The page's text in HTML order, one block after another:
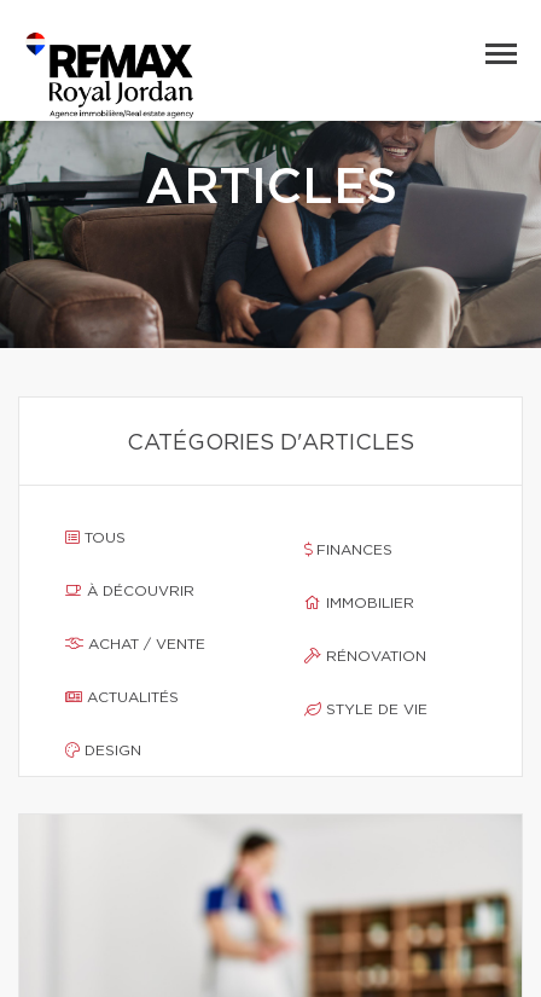
ARTICLES
CATÉGORIES D'ARTICLES
TOUS
À DÉCOUVRIR
ACHAT / VENTE
ACTUALITÉS
DESIGN
FINANCES
IMMOBILIER
RÉNOVATION
STYLE DE VIE